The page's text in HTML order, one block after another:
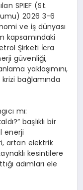
SPIEF (St.
2026 3-6
ve iş dünyası
kapsamındaki
Şirketi İcra
güvenliği,
yaklaşımını,
bağlamında
mı:
başlıklı bir
enerji
artan elektrik
kesintilere
adımları ele